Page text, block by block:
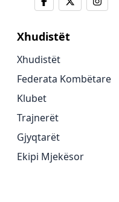
Xhudistët
Xhudistët
Federata Kombëtare
Klubet
Trajnerët
Gjyqtarët
Ekipi Mjekësor